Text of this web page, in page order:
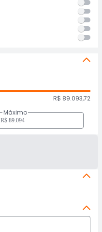
R$ 89.093,72
Máximo